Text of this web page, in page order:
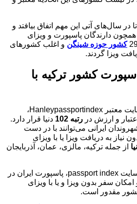
در سال‌های آتی این مهم اتفاق بیافتد و
همچون دارندگان پاسپورت و ویزای
کشور حوزه شینگن و اغلب کشورهای
ویزا گردند.
کشور ترکیه با
بنابر اطلاعات اخیر وب‌سایت معتبر Hanleypassportindex،
و ارزش در رتبه 102
دنیا قرار دارد.
ایرانی می‌توانند با در دست
نیاز به دریافت ویزا یا با ویزای
از جمله ترکیه، مالزی، عمان، آذربایجان
طبق جدیدترین آمار وب سایت passport index، پاسپورت ایران در
و امکان سفر بدون ویزا و یا با ویزای